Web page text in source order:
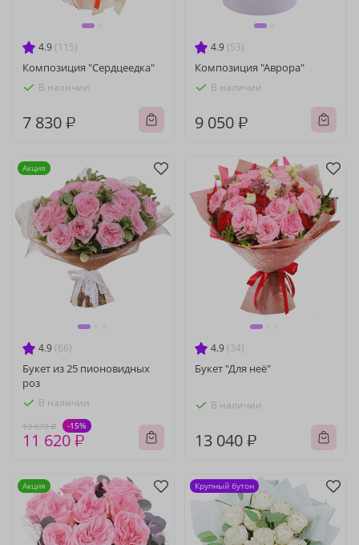
4.9 (115)
Композиция "Сердцеедка"
В наличии
7 830 ₽
4.9 (53)
Композиция "Аврора"
В наличии
9 050 ₽
4.9 (66)
Букет из 25 пионовидных
роз
В наличии
13 670 ₽ -15%
11 620 ₽
Акция
4.9 (34)
Букет "Для неё"
В наличии
13 040 ₽
Акция Крупный бутон